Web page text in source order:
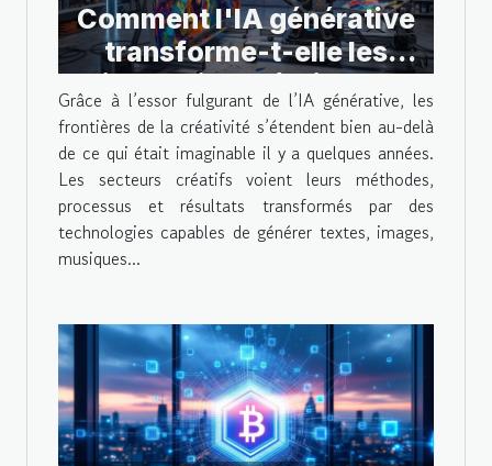
Comment l'IA générative
transforme-t-elle les
industries créatives ?
Grâce à l’essor fulgurant de l’IA générative, les
frontières de la créativité s’étendent bien au-delà
de ce qui était imaginable il y a quelques années.
Les secteurs créatifs voient leurs méthodes,
processus et résultats transformés par des
technologies capables de générer textes, images,
musiques...